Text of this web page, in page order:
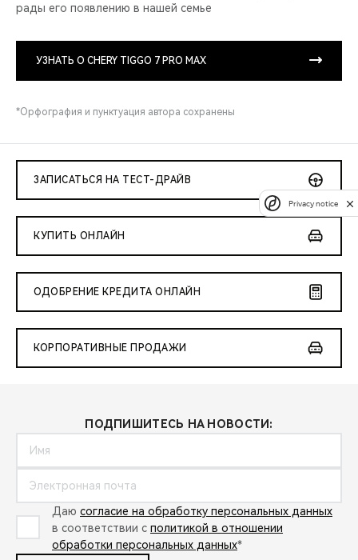
рады его появлению в нашей семье
УЗНАТЬ О CHERY TIGGO 7 PRO MAX
*Орфография и пунктуация автора сохранены
ЗАПИСАТЬСЯ НА ТЕСТ-ДРАЙВ
КУПИТЬ ОНЛАЙН
ОДОБРЕНИЕ КРЕДИТА ОНЛАЙН
КОРПОРАТИВНЫЕ ПРОДАЖИ
ПОДПИШИТЕСЬ НА НОВОСТИ:
Даю согласие на обработку персональных данных
в соответствии с политикой в отношении
обработки персональных данных*
Privacy notice